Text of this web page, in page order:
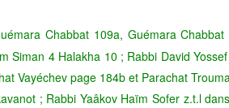
Chabbat 109a, Guémara
Siman 4 Halakha 10 ; Rabbi David
Vayéchev page 184b et Parachat
; Rabbi Yaâkov Haïm Sofer z.t.l